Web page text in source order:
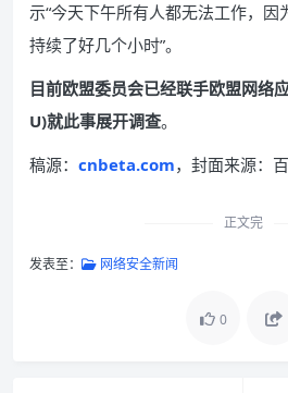
示“今天下午所有人都无法工作，因
持续了好几个小时”。
目前欧盟委员会已经联手欧盟网络
U)就此事展开调查。
稿源： cnbeta.com，封面来源：
正文完
发表至： 网络安全新闻
0